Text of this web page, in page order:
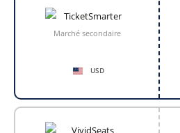
Marché secondaire
USD